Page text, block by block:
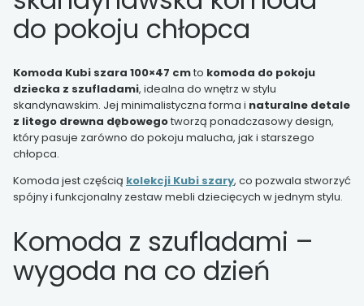
do pokoju chłopca
Komoda Kubi szara 100×47 cmto komoda do pokoju
dziecka z szufladami, idealna do wnętrz w stylu
skandynawskim. Jej minimalistyczna forma i naturalne detale
z litego drewna dębowegotworzą ponadczasowy design,
który pasuje zarówno do pokoju malucha, jak i starszego
chłopca.
Komoda jest częścią kolekcji Kubi szary, co pozwala stworzyć
spójny i funkcjonalny zestaw mebli dziecięcych w jednym stylu.
Komoda z szufladami –
wygoda na co dzień